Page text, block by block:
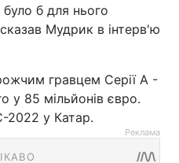
б для нього
Мудрик в інтерв'ю
гравцем Серії А -
у 85 мільйонів євро.
2022 у Катар.
Реклама